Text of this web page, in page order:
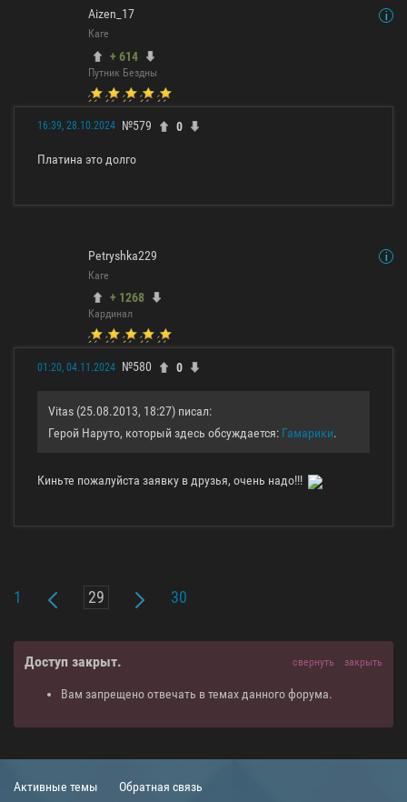
Aizen_17
Каге
+ 614
Путник Бездны
16:39, 28.10.2024 №579 0
Платина это долго
Petryshka229
Каге
+ 1268
Кардинал
01:20, 04.11.2024 №580 0
Vitas (25.08.2013, 18:27) писал:
Герой Наруто, который здесь обсуждается: Гамарики.
Киньте пожалуйста заявку в друзья, очень надо!!!
1 30
Доступ закрыт. свернуть закрыть
Вам запрещено отвечать в темах данного форума.
Активные темы Обратная связь